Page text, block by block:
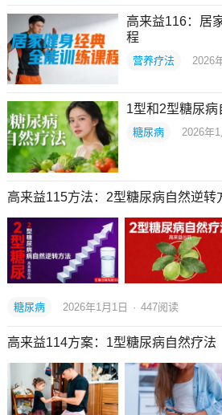
高来益116：居
程
营养疗法 2026
1型和2型糖尿病
糖尿病 2026年1
高来益115方法：2型糖尿病自然逆转
糖尿病 2026年1月1日 · 447阅读
高来益114方案：1型糖尿病自然疗法